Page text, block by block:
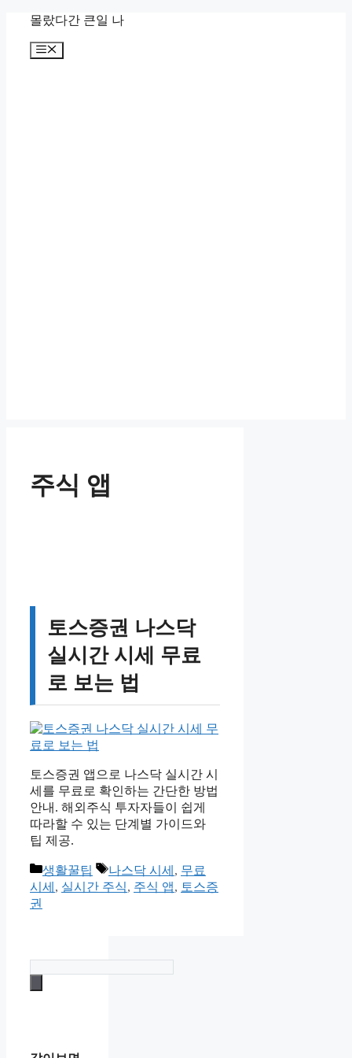
몰랐다간 큰일 나
메
주식 앱
토스증권 나스닥
실시간 시세 무료
로 보는 법
토스증권 앱으로 나스닥 실시간 시
세를 무료로 확인하는 간단한 방법
안내. 해외주식 투자자들이 쉽게
따라할 수 있는 단계별 가이드와
팁 제공.
카
테
생활꿀팁
태
그
나스닥 시세 , 무료
시세 , 실시간 주식, 주식 앱, 토스증
권